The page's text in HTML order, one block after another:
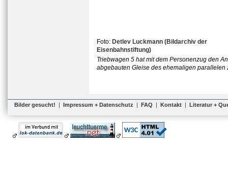
Foto: Detlev Luckmann (Bildarchiv der
Eisenbahnstiftung)
Triebwagen 5 hat mit dem Personenzug den
abgebauten Gleise des ehemaligen parallelen
Bilder gesucht! | Impressum + Datenschutz | FAQ | Kontakt | Literatur +